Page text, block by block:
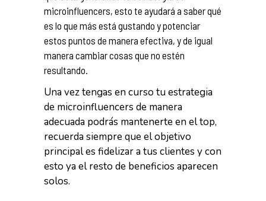
microinfluencers, esto te ayudará a saber qué
es lo que más está gustando y potenciar
estos puntos de manera efectiva, y de igual
manera cambiar cosas que no estén
resultando.
Una vez tengas en curso tu estrategia
de microinfluencers de manera
adecuada podrás mantenerte en el top,
recuerda siempre que el objetivo
principal es fidelizar a tus clientes y con
esto ya el resto de beneficios aparecen
solos.